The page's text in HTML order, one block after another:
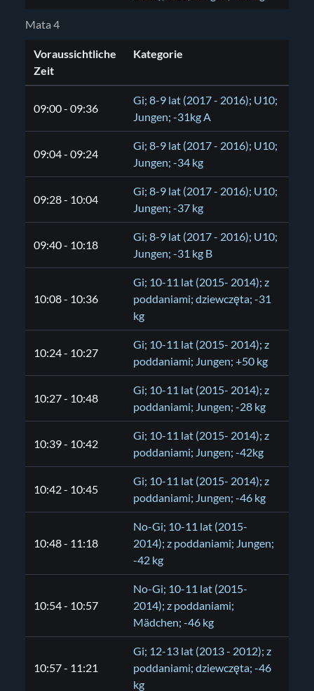
Mata 4
Voraussichtliche
Zeit
Kategorie
09:00 - 09:36
Gi; 8-9 lat (2017 - 2016); U10;
Jungen; -31kg A
09:04 - 09:24
Gi; 8-9 lat (2017 - 2016); U10;
Jungen; -34 kg
09:28 - 10:04
Gi; 8-9 lat (2017 - 2016); U10;
Jungen; -37 kg
09:40 - 10:18
Gi; 8-9 lat (2017 - 2016); U10;
Jungen; -31 kg B
10:08 - 10:36
Gi; 10-11 lat (2015- 2014); z
poddaniami; dziewczęta; -31
kg
10:24 - 10:27
Gi; 10-11 lat (2015- 2014); z
poddaniami; Jungen; +50 kg
10:27 - 10:48
Gi; 10-11 lat (2015- 2014); z
poddaniami; Jungen; -28 kg
10:39 - 10:42
Gi; 10-11 lat (2015- 2014); z
poddaniami; Jungen; -42kg
10:42 - 10:45
Gi; 10-11 lat (2015- 2014); z
poddaniami; Jungen; -46 kg
10:48 - 11:18
No-Gi; 10-11 lat (2015-
2014); z poddaniami; Jungen;
-42 kg
10:54 - 10:57
No-Gi; 10-11 lat (2015-
2014); z poddaniami;
Mädchen; -46 kg
10:57 - 11:21
Gi; 12-13 lat (2013 - 2012); z
poddaniami; dziewczęta; -46
kg